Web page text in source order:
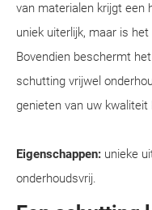
van materialen krijgt een
uniek uiterlijk, maar is
Bovendien beschermt
schutting vrijwel
genieten van uw
Eigenschappen: unieke
onderhoudsvrij.